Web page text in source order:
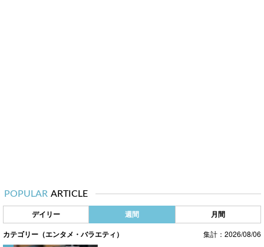
POPULAR ARTICLE
デイリー 週間 月間
カテゴリー（エンタメ・バラエティ） 集計：2026/08/06